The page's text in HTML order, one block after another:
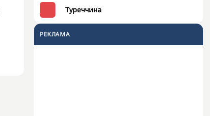
Туреччина
РЕКЛАМА